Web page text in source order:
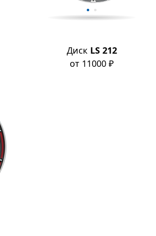
Диск LS 212
от 11000 ₽